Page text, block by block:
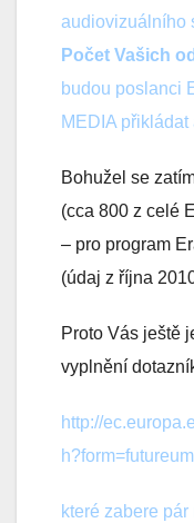
audiovizuálního
Počet Vašich
budou poslanci
MEDIA
Bohužel se
(cca 800 z celé
– pro program
(údaj z října
Proto Vás ještě
vyplnění
http://
které zabere